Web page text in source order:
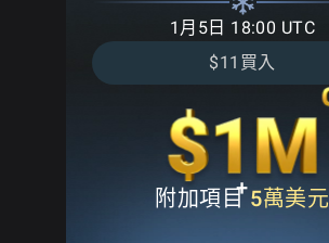
1月5日 18:00 UTC
$11買入
+
附加項目5萬美元